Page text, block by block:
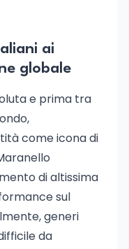
ai
globale
e prima tra
come icona di
di altissima
sul
generi
da